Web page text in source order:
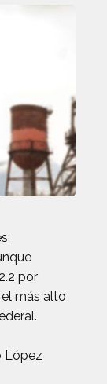
por
más alto
López